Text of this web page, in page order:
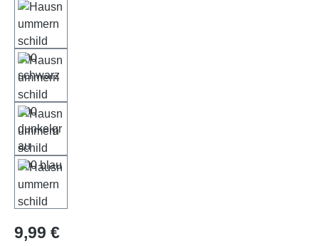
Regulärer Preis:
9,99 €